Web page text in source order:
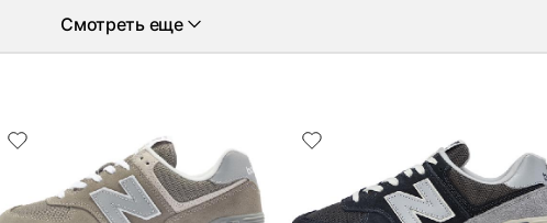
Смотреть еще